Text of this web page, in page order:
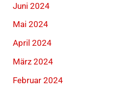
Juni 2024
Mai 2024
April 2024
März 2024
Februar 2024